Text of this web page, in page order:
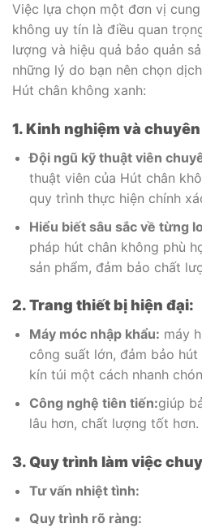
Việc lựa chọn một đơn vị
không uy tín là điều quan
lượng và hiệu quả bảo quản
những lý do bạn nên chọn
Hút chân không xanh:
1. Kinh nghiệm và
Đội ngũ kỹ thuật viên
thuật viên của Hút chân
quy trình thực hiện chính
Hiểu biết sâu sắc về từng
pháp hút chân không phù
sản phẩm, đảm bảo chất
2. Trang thiết bị hiện đại:
Máy móc nhập khẩu: máy
công suất lớn, đảm bảo
kín túi một cách nhanh
Công nghệ tiên tiến:giúp
lâu hơn, chất lượng tốt hơn.
3. Quy trình làm việc
Tư vấn nhiệt tình:
Quy trình rõ ràng: